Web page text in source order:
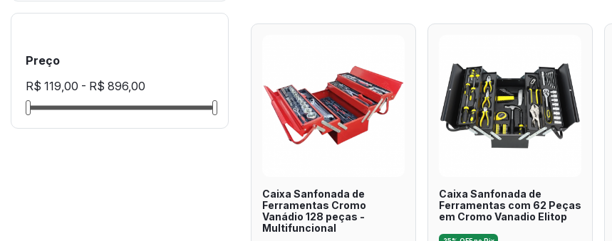
Peças e Acessórios
Preço
R$ 119,00 - R$ 896,00
Caixa Sanfonada de
Ferramentas Cromo
Vanádio 128 peças -
Multifuncional
Caixa Sanfonada de
Ferramentas com 62 Peças
em Cromo Vanadio Elitop